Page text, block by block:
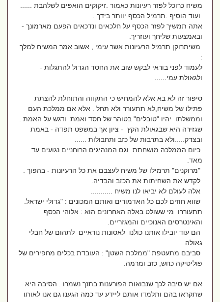
משיח כרוכל לפזר רעיונות כאמור .זיקוקים הואפים לשלהבת ......
ועוד הוסיף :תרמיל הכסף יוותר בידך .
אתה תמשיך לפזר הכסף על חלכאים ונדכאים הפעם מארמונך -
ובאמצעות שליחך ועוזריך.
משיתרוקן תרמיל הרעיונות אשר עימי , אשוב אמר המשיח למלך
לעמוד לפני בוראי לבקש שוב את החסד הגדול להתגלות -
ולגאולת עמי......
סיפור זה לא בא אלא להמחיש כי התקווה והתוחלת להצתת
פתילו של משיח,לא תתעורר ולא תחל . אלא אם ממלכת העם
וממשלתו יהיו "טובלים" בטוהר של חסד ואמת ודגש על האמת .
שגזירה היא שבגאולת הקץ - ציון אך במשפט תפדה - באמת
ובצדק.....ולא בתרבות של כזב ותחבולות ......
כיום הממלכה מושחתת וגם המנהיגים הרוחניים נגועים עד
מאד.
"מרוקנים" תרמילו של משיח לעצבם את כל הרעיונות - בהפוך .
לקדש את השחיתות את הכזב והבדיה.
אלה לעולם לא יביאו לנו משיח ...........
שווא חוזים לכם כל האדמורים ואותם המכונים : "גדולי ישראל.
תתעוררו מי ששולט באלה האחרונים הוא : אלוהי הכסף
והאינטרסים האנוכיים והמגזריים.
הם עוד יובילו אותנו כולנו לאסונות נוראיים לתהום של חבלי
גאולה
סביבם מתעטפת "ממלכת השטן" : העובדת בכלים מחפירים של
פוליטיקה כחש, כזב ומרמה.
אם יש סיבה לכך שנבואות הפורענות בתנך נשמרו . הסיבה היא
שתקראו בהם ותלמדו אותם ליידע עד כמה הגענו גם אנו לאותו